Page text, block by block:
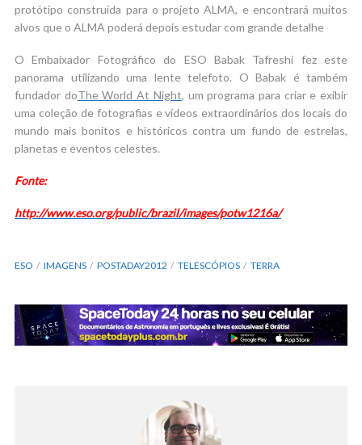
protótipo construída para o projeto ALMA, e encontrará muitos
alvos que o ALMA poderá depois estudar com grande detalhe
O Embaixador Fotográfico do ESO Babak Tafreshi fez este
panorama utilizando uma lente telefoto. O Babak é também
fundador doThe World At Night, um programa para criar e exibir
uma coleção de fotografias e vídeos extraordinários dos locais do
mundo mais bonitos e históricos contra um fundo de estrelas,
planetas e eventos celestes.
Fonte:
http://www.eso.org/public/brazil/images/potw1216a/
ESO IMAGENS POSTADAY2012 TELESCÓPIOS TERRA